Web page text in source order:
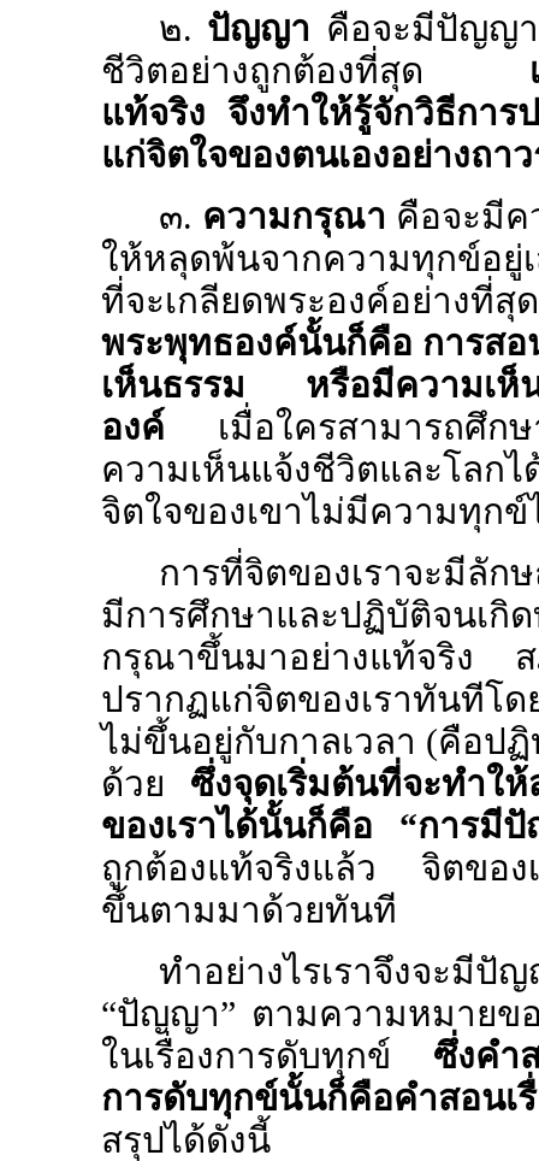
๒. ปัญญา คือจะมีปัญญา
ชีวิตอย่างถูกต้องที่สุด
แท้จริง จึงทำให้รู้จักวิธีการ
แก่จิตใจของตนเองอย่างถา
๓. ความกรุณา คือจะมี
ให้หลุดพ้นจากความทุกข์อยู่
ที่จะเกลียดพระองค์อย่า
พระพุทธองค์นั้นก็คือ การส
เห็นธรรม หรือมีความเห็น
องค์ เมื่อใครสามารถศึก
ความเห็นแจ้งชีวิตและโลก
จิตใจของเขาไม่มีความทุกข์
การที่จิตของเราจะมีลัก
มีการศึกษาและปฏิบัติจนเ
กรุณาขึ้นมาอย่างแท้จริง ส
ปรากฏแก่จิตของเราทันทีโ
ไม่ขึ้นอยู่กับกาลเวลา (คือป
ด้วย ซึ่งจุดเริ่มต้นที่จะทำใ
ของเราได้นั้นก็คือ “การมี
ถูกต้องแท้จริงแล้ว จิตของ
ขึ้นตามมาด้วยทันที
ทำอย่างไรเราจึงจะมีปั
“ปัญญา” ตามความหมายข
ในเรื่องการดับทุกข์ ซึ่งคำส
การดับทุกข์นั้นก็คือคำสอน
สรุปได้ดังนี้